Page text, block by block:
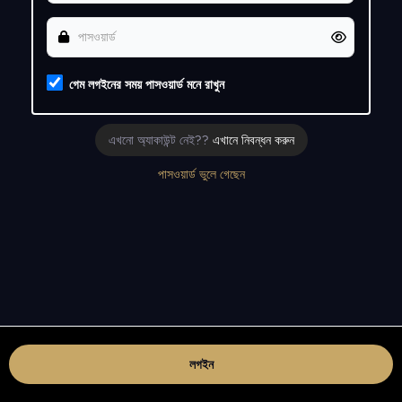
গেম লগইনের সময় পাসওয়ার্ড মনে রাখুন
লগইন
এখনো অ্যাকাউন্ট নেই?? এখানে নিবন্ধন করুন
পাসওয়ার্ড ভুলে গেছেন